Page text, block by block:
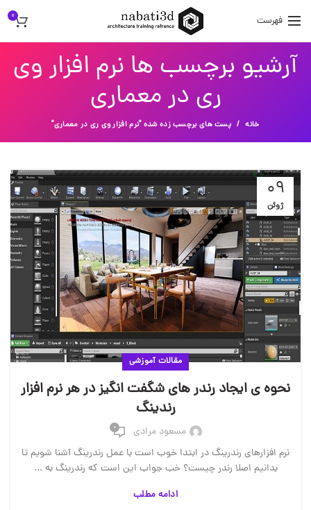
فهرست 0
آرشیو برچسب ها نرم افزار وی
ری در معماری
خانه پست های برچسب زده شده "نرم افزار وی ری در معماری"
09
ژوئن
مقالات آموزشی
نحوه ی ایجاد رندر های شگفت انگیز در هر نرم افزار
رندینگ
مسعود مرادی 0
نرم افزارهای رندرینگ در ابتدا خوب است با عمل رندرینگ آشنا شویم تا
بدانیم اصلا رندر چیست؟ خب جواب این است که رندرینگ به ...
ادامه مطلب